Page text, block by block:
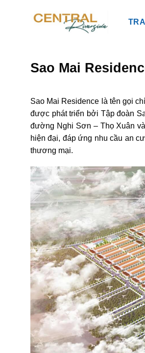
Sao Mai
Sao Mai Residence là tên gọi
được phát triển bởi Tập đoàn
đường Nghi Sơn – Thọ Xuân
hiện đại, đáp ứng nhu cầu an
thương mại.